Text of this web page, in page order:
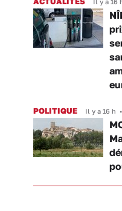
POLITIQUE Il y a 16 h •